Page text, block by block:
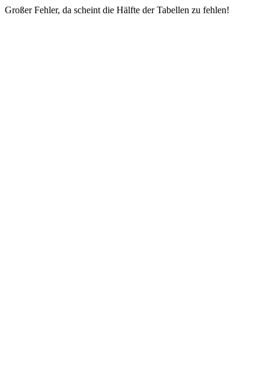
Großer Fehler, da scheint die Hälfte der Tabellen zu fehlen!